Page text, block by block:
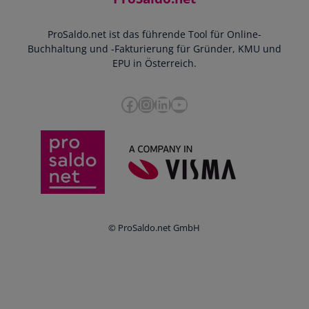
Presse
Datenschutz
Bankdatenimport
Zusammenarbeit mit Steuerberater
e-Rechnung an den Bund
Blog
Ratgeber
Newsletter
ProSaldo.net ist das führende Tool für Online-
Buchhaltung und -Fakturierung für Gründer, KMU und
EPU in Österreich.
Facebook InstagramLinkedIn YouTube
© ProSaldo.net GmbH